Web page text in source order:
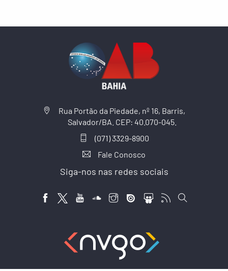
Rua Portão da Piedade, nº 16, Barris,
Salvador/BA. CEP: 40.070-045.
(071) 3329-8900
Fale Conosco
Siga-nos nas redes sociais